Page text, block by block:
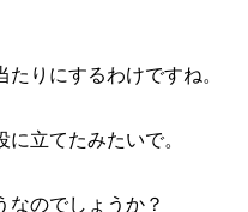
りにするわけですね。
立てたみたいで。
なのでしょうか？